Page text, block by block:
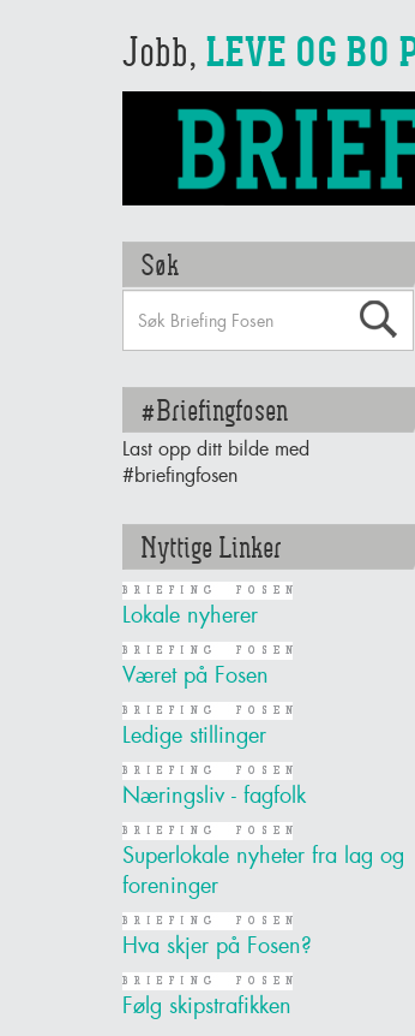
Jobb, LEVE OG BO
Søk
#Briefingfosen
Last opp ditt bilde med
#briefingfosen
Nyttige Linker
Lokale nyherer
Været på Fosen
Ledige stillinger
Næringsliv - fagfolk
Superlokale nyheter fra lag og
foreninger
Hva skjer på Fosen?
Følg skipstrafikken